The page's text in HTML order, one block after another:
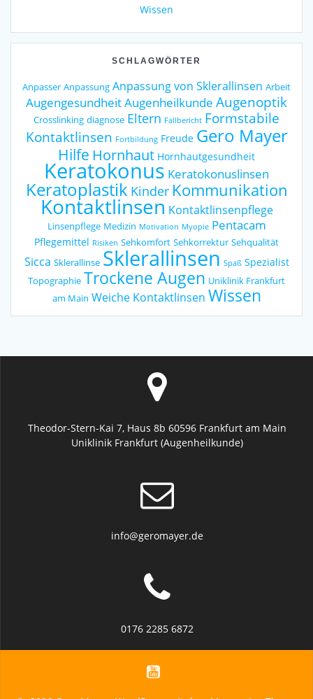
Wissen
SCHLAGWÖRTER
Anpasser Anpassung Anpassung von Sklerallinsen Arbeit
AugengesundheitAugenheilkunde Augenoptik
Crosslinking diagnose Eltern Fallbericht Formstabile
Kontaktlinsen Fortbildung Freude Gero Mayer
Hilfe Hornhaut Hornhautgesundheit
Keratokonus Keratokonuslinsen
Keratoplastik Kinder Kommunikation
Kontaktlinsen Kontaktlinsenpflege
Linsenpflege Medizin Motivation Myopie Pentacam
Pflegemittel Risiken Sehkomfort Sehkorrektur Sehqualität
Sicca Sklerallinse Sklerallinsen Spaß Spezialist
Topographie Trockene Augen Uniklinik Frankfurt
am Main Weiche Kontaktlinsen Wissen
Theodor-Stern-Kai 7, Haus 8b 60596 Frankfurt am Main
Uniklinik Frankfurt (Augenheilkunde)
info@geromayer.de
0176 2285 6872